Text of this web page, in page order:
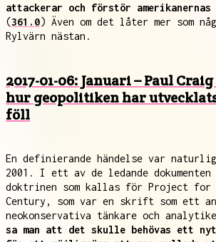
attackerar och förstör amerikanernas
(361.0) Även om det låter mer som
Rylvärn nästan.
2017-01-06: Januari – Paul
hur geopolitiken har
föll
En definierande händelse var
2001. I ett av de ledande
doktrinen som kallas för Project for a
Century, som var en skrift som ett
neokonservativa tänkare och
sa man att det skulle behövas ett